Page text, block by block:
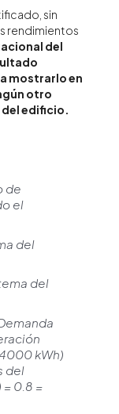
sin
rendimientos
del
mostrarlo en
otro
edificio.
de
el
del
del
kWh)
del
0.8 =